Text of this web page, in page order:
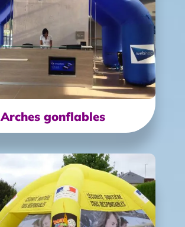
Arches gonflables